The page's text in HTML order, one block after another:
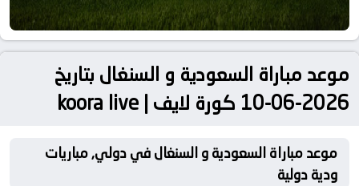
موعد مباراة السعودية و السنغال بتاريخ
2026-06-10 كورة لايف | koora live
موعد مباراة السعودية و السنغال في دولي, مباريات
ودية دولية